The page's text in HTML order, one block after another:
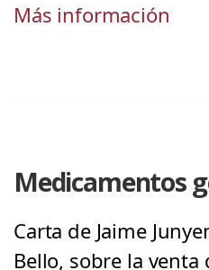
Más información
Medicamentos
Carta de Jaime
Bello, sobre la